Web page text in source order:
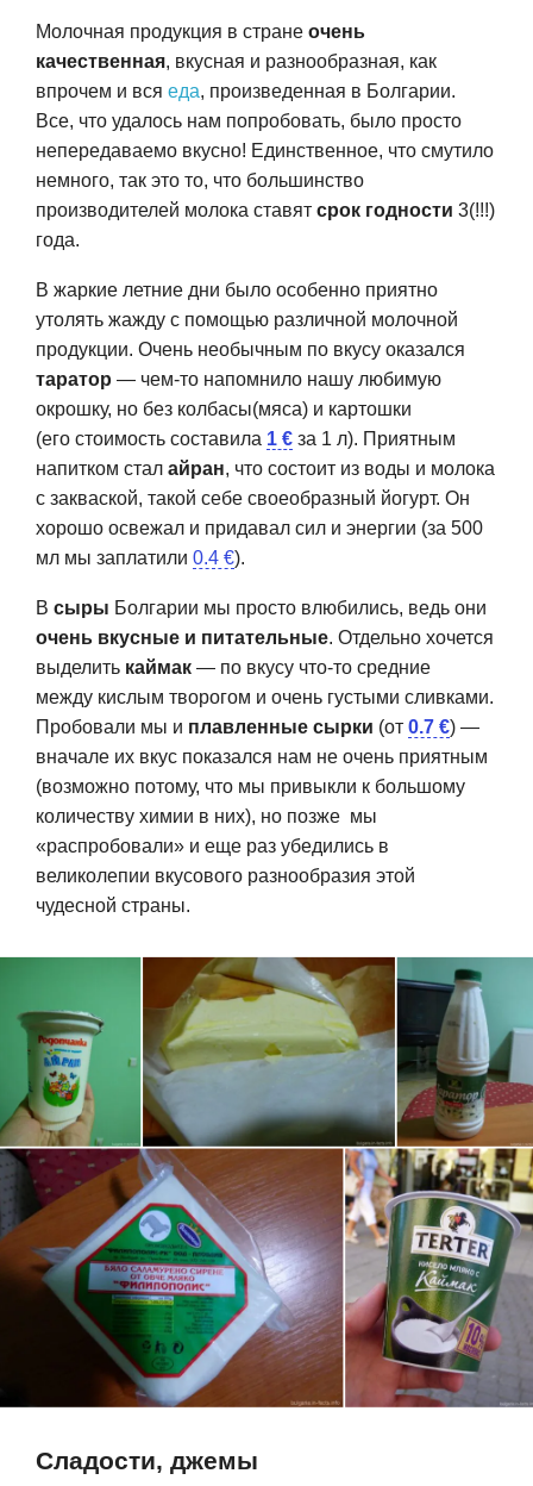
Молочная продукция в стране очень
качественная, вкусная и разнообразная, как
впрочем и вся еда, произведенная в Болгарии.
Все, что удалось нам попробовать, было просто
непередаваемо вкусно! Единственное, что смутило
немного, так это то, что большинство
производителей молока ставят срок годности 3(!!!)
года.
В жаркие летние дни было особенно приятно
утолять жажду с помощью различной молочной
продукции. Очень необычным по вкусу оказался
таратор — чем-то напомнило нашу любимую
окрошку, но без колбасы(мяса) и картошки
(его стоимость составила 1 € за 1 л). Приятным
напитком стал айран, что состоит из воды и молока
с закваской, такой себе своеобразный йогурт. Он
хорошо освежал и придавал сил и энергии (за 500
мл мы заплатили 0.4 €).
В сыры Болгарии мы просто влюбились, ведь они
очень вкусные и питательные. Отдельно хочется
выделить каймак — по вкусу что-то средние
между кислым творогом и очень густыми сливками.
Пробовали мы и плавленные сырки (от 0.7 €) —
вначале их вкус показался нам не очень приятным
(возможно потому, что мы привыкли к большому
количеству химии в них), но позже мы
«распробовали» и еще раз убедились в
великолепии вкусового разнообразия этой
чудесной страны.
Сладости, джемы